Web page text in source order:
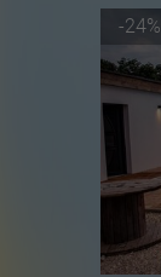
-24%